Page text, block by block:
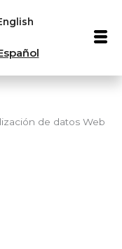
de datos Web